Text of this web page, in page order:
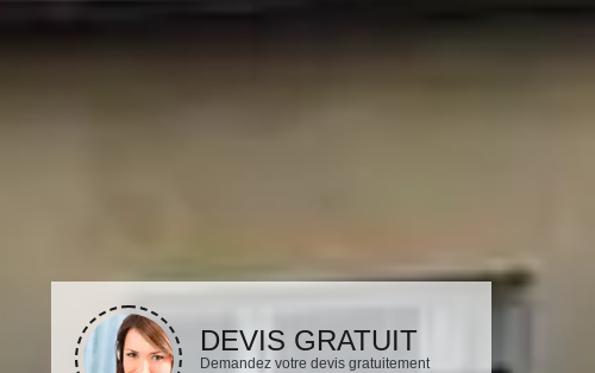
DEVIS GRATUIT
Demandez votre devis gratuitement